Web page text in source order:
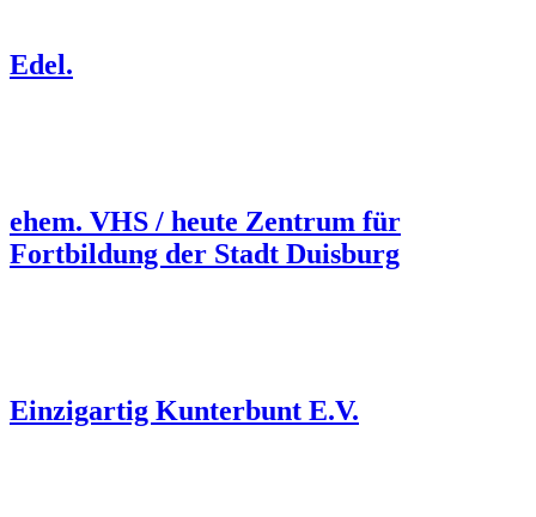
Edel.
ehem. VHS / heute Zentrum für
Fortbildung der Stadt Duisburg
Einzigartig Kunterbunt E.V.